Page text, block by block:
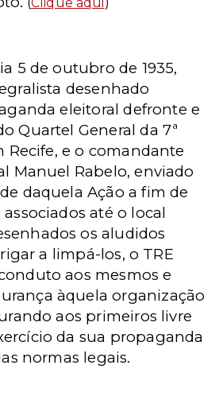
5 de outubro de 1935,
desenhado
eleitoral defronte e
Quartel General da 7ª
Recife, e o comandante
Manuel Rabelo, enviado
daquela Ação a fim de
até o local
os aludidos
a limpá-los, o TRE
aos mesmos e
àquela organização
aos primeiros livre
da sua propaganda
normas legais.